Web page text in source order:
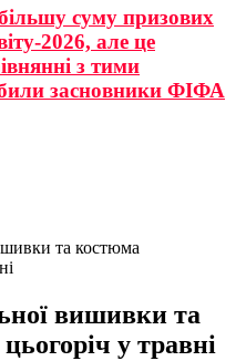
суму призових
2026, але це
з тими
засновники ФІФА
та костюма
вишивки та
у травні